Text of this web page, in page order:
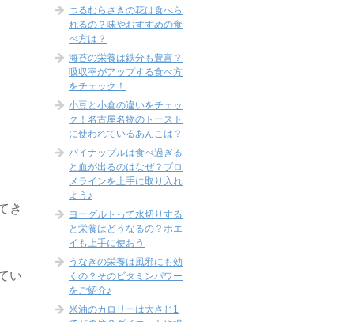
き
い
つるむらさきの花は食べら
れるの？味やおすすめの食
べ方は？
海苔の栄養は鉄分も豊富？
吸収率がアップする食べ方
をチェック！
小豆と小倉の違いをチェッ
ク！名古屋名物のトースト
に使われているあんこは？
パイナップルは食べ過ぎる
と血が出るのはなぜ？ブロ
メラインを上手に取り入れ
よう♪
ヨーグルトって水切りする
と栄養はどうなるの？ホエ
イも上手に使おう
うなぎの栄養は風邪にも効
くの？そのビタミンパワー
をご紹介♪
米油のカロリーは大さじ1